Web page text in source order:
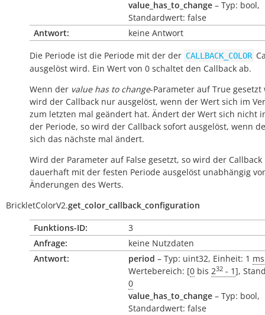
value_has_to_change – Typ: bool,
Standardwert: false
Antwort:
keine Antwort
Die Periode ist die Periode mit der der CALLBACK_COLOR
ausgelöst wird. Ein Wert von 0 schaltet den Callback ab.
Wenn der value has to change-Parameter auf True gesetzt
wird der Callback nur ausgelöst, wenn der Wert sich im
zum letzten mal geändert hat. Ändert der Wert sich nicht
der Periode, so wird der Callback sofort ausgelöst, wenn
sich das nächste mal ändert.
Wird der Parameter auf False gesetzt, so wird der Callback
dauerhaft mit der festen Periode ausgelöst unabhängig
Änderungen des Werts.
BrickletColorV2.get_color_callback_configuration
Funktions-ID:
3
Anfrage:
keine Nutzdaten
Antwort:
period – Typ: uint32, Einheit: 1 ms
Wertebereich: [0 bis 232 - 1],
0
value_has_to_change – Typ: bool,
Standardwert: false